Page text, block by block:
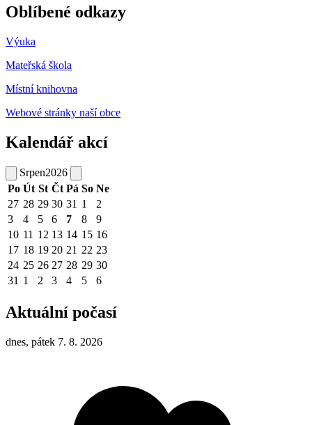
Oblíbené odkazy
Výuka
Mateřská škola
Místní knihovna
Webové stránky naší obce
Kalendář akcí
Srpen2026
Po Út St Čt Pá So Ne
27 28 29 30 31 1
2
3
4 5 6 7 8
9
10 11 12 13 14 15 16
17 18 19 20 21 22 23
24 25 26 27 28 29 30
31 1 2 3 4 5 6
Aktuální počasí
dnes, pátek 7. 8. 2026